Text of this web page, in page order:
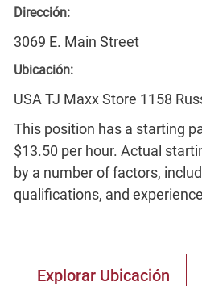
Dirección:
3069 E. Main Street
Ubicación:
USA TJ Maxx Store 1158
This position has a starting
$13.50 per hour. Actual
by a number of factors,
qualifications, and
Explorar Ubicación